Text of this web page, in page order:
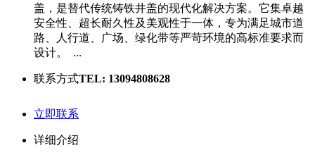
盖，是替代传统铸铁井盖的现代化解决方案。它集卓越
安全性、超长耐久性及美观性于一体，专为满足城市道
路、人行道、广场、绿化带等严苛环境的高标准要求而
设计。 ...
联系方式TEL: 13094808628
立即联系
详细介绍